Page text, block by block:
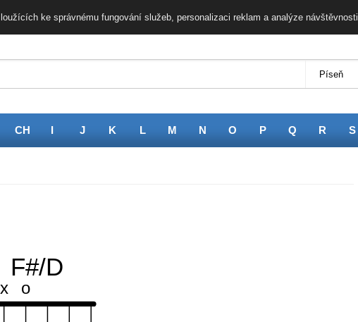
ke správnému fungování služeb, personalizaci reklam a analýze návštěvnosti
CH I J K L M N O P Q R S
x o
F#/D